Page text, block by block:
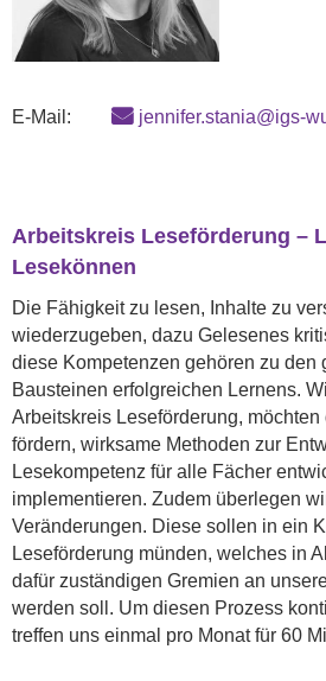
E-Mail: jennifer.stania@igs-
Arbeitskreis Leseförderung –
Lesekönnen
Die Fähigkeit zu lesen, Inhalte zu
wiederzugeben, dazu Gelesenes
diese Kompetenzen gehören zu den
Bausteinen erfolgreichen Lernens.
Arbeitskreis Leseförderung,
fördern, wirksame Methoden zur
Lesekompetenz für alle Fächer
implementieren. Zudem überlegen
Veränderungen. Diese sollen in ein
Leseförderung münden, welches in
dafür zuständigen Gremien an
werden soll. Um diesen Prozess
treffen uns einmal pro Monat für 60